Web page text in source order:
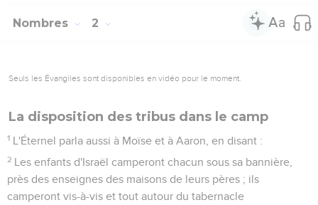
Nombres 2
Seuls les Évangiles sont disponibles en vidéo pour le moment.
La disposition des tribus dans le camp
1 L'Éternel parla aussi à Moïse et à Aaron, en disant :
2 Les enfants d'Israël camperont chacun sous sa bannière,
près des enseignes des maisons de leurs pères ; ils
camperont vis-à-vis et tout autour du tabernacle